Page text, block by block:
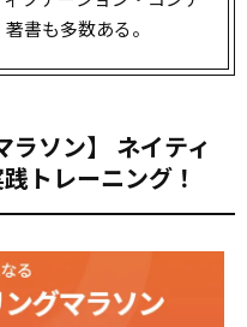
書も多数ある。
ラソン】 ネイティ
トレーニング！